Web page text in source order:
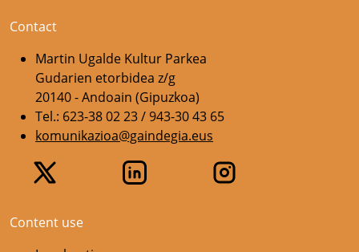
Contact
Martin Ugalde Kultur Parkea
Gudarien etorbidea z/g
20140 - Andoain (Gipuzkoa)
Tel.: 623-38 02 23 / 943-30 43 65
komunikazioa@gaindegia.eus
Content use